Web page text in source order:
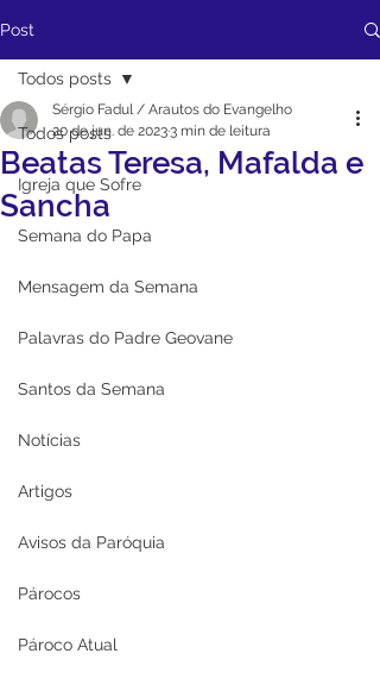
Post
Todos posts
Igreja que Sofre
Semana do Papa
Mensagem da Semana
Palavras do Padre Geovane
Santos da Semana
Notícias
Artigos
Avisos da Paróquia
Párocos
Pároco Atual
Todos posts
Beatas Teresa, Mafalda e
Sancha
Sérgio Fadul / Arautos do Evangelho
20 de jun. de 20233 min de leitura